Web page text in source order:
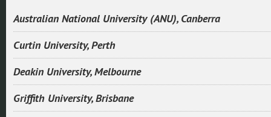
Australian National University (ANU), Canberra
Curtin University, Perth
Deakin University, Melbourne
Griffith University, Brisbane